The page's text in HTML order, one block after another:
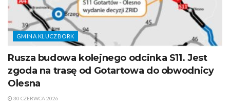
GMINA KLUCZBORK
Rusza budowa kolejnego odcinka S11. Jest
zgoda na trasę od Gotartowa do obwodnicy
Olesna
30 CZERWCA 2026